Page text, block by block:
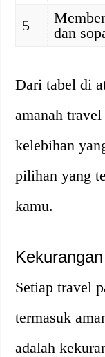
5
dan
Dari tabel di
amanah
kelebihan
pilihan yang
kamu.
Setiap travel
termasuk
adalah